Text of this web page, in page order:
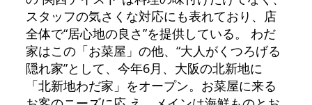
スタッフの気さくな対応にも表れており、店
全体で“居心地の良さ”を提供している。 わだ
家はこの「お菜屋」の他、“大人がくつろげる
隠れ家”として、今年6月、大阪の北新地に
「北新地わだ家」をオープン。お菜屋に来る